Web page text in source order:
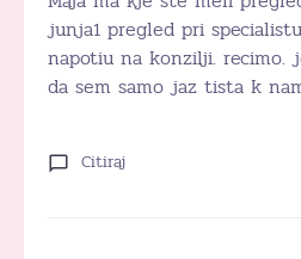
junja1 pregled pri
napotiu na konzilji. recimo.
da sem samo jaz tista k
Citiraj